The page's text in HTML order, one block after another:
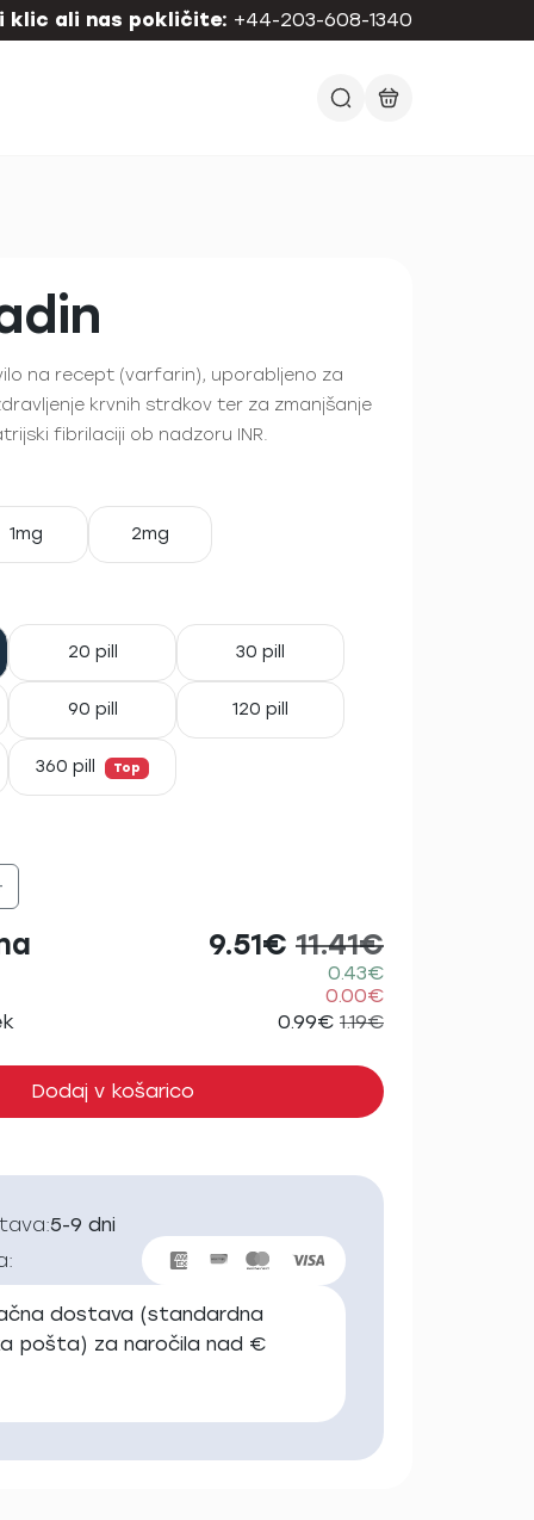
klic ali nas pokličite: +44-203-608-1340
na recept (varfarin), uporabljeno za
krvnih strdkov ter za zmanjšanje
fibrilaciji ob nadzoru INR.
1mg 2mg
20 pill 30 pill
90 pill 120 pill
360 pill Top
9.51€ 11.41€
0.43€
0.00€
0.99€ 1.19€
Dodaj v košarico
5-9 dni
dostava (standardna
pošta) za naročila nad €